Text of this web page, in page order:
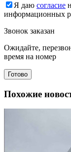
Я даю согласие
информационных
Звонок заказан
Ожидайте,
время на номер
Готово
Похожие